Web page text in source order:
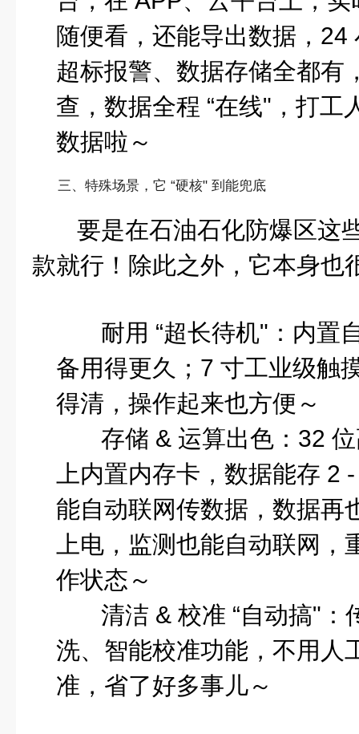
随便看，还能导出数据，24
超标报警、数据存储全都有
查，数据全程 “在线"，打工
数据啦～
三、特殊场景，它 “硬核" 到能兜底
要是在石油石化防爆区这
款就行！除此之外，它本身也
耐用 “超长待机" ：内置
备用得更久；7 寸工业级触
得清，操作起来也方便～
存储 & 运算出色 ：32
上内置内存卡，数据能存 2
能自动联网传数据，数据再
上电，监测也能自动联网，
作状态～
清洁 & 校准 “自动搞"
洗、智能校准功能，不用人
准，省了好多事儿～